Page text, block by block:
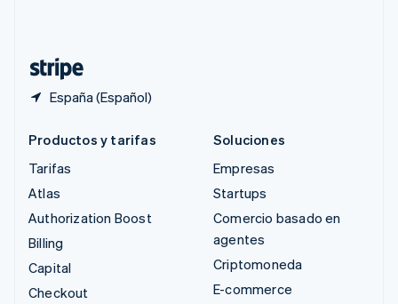
España (Español)
Productos y tarifas
Tarifas
Atlas
Authorization Boost
Billing
Capital
Checkout
Soluciones
Empresas
Startups
Comercio basado en
agentes
Criptomoneda
E-commerce